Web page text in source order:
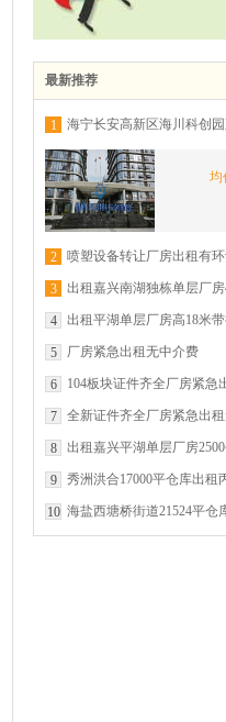
最新推荐
1 海宁长安高新区海川科创
环境优美交通便利
均
2 喷塑设备转让厂房出租有
3 出租嘉兴南湖独栋单层厂
高9米
4 出租平湖单层厂房高18米
5 厂房紧急出租无中介费
6 104板块证件齐全厂房紧急
费
7 全新证件齐全厂房紧急出
8 出租嘉兴平湖单层厂房
米
9 秀洲洪合17000平仓库出租
台层高9米
10 海盐西塘桥街道21524平仓